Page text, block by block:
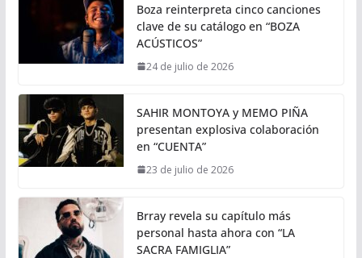
Boza reinterpreta cinco canciones
clave de su catálogo en “BOZA
ACÚSTICOS”
24 de julio de 2026
SAHIR MONTOYA y MEMO PIÑA
presentan explosiva colaboración
en “CUENTA”
23 de julio de 2026
Brray revela su capítulo más
personal hasta ahora con “LA
SACRA FAMIGLIA”